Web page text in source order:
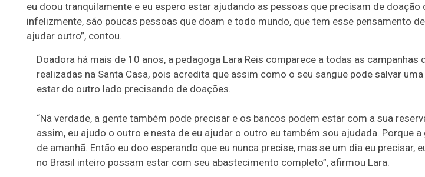
esse
pensamento
de doar,
para ajudar
outro”.
eu doou tranquilamente e eu espero estar ajudando as pessoas que precisam de doação
infelizmente, são poucas pessoas que doam e todo mundo, que tem esse pensamento
ajudar outro”, contou.
Pedagora,
Lara Reis,
sangue
há 10
anos: "Eu
ajudo o
Doadora há mais de 10 anos, a pedagoga Lara Reis comparece a todas as campanhas
realizadas na Santa Casa, pois acredita que assim como o seu sangue pode salvar
estar do outro lado precisando de doações.
“Na verdade, a gente também pode precisar e os bancos podem estar com a sua
assim, eu ajudo o outro e nesta de eu ajudar o outro eu também sou ajudada. Porque a
de amanhã. Então eu doo esperando que eu nunca precise, mas se um dia eu precisar,
no Brasil inteiro possam estar com seu abastecimento completo”, afirmou Lara.